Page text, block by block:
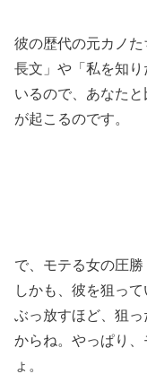
彼の歴代の元カノ
長文」や「私を知
いるので、あなた
が起こるのです。
で、モテる女の圧勝
しかも、彼を狙っ
ぶっ放すほど、狙
からね。やっぱり
ょ。